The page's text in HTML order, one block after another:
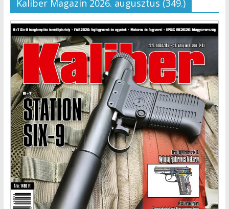
Kaliber Magazin 2026. augusztus (349.)